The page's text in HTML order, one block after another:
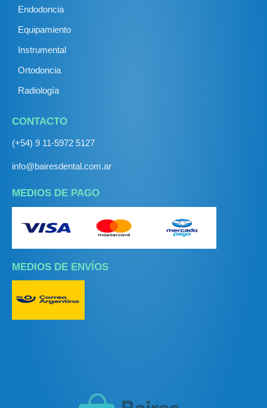
Endodoncia
Equipamiento
Instrumental
Ortodoncia
Radiología
CONTACTO
(+54) 9 11-5972 5127
info@bairesdental.com.ar
MEDIOS DE PAGO
MEDIOS DE ENVÍOS